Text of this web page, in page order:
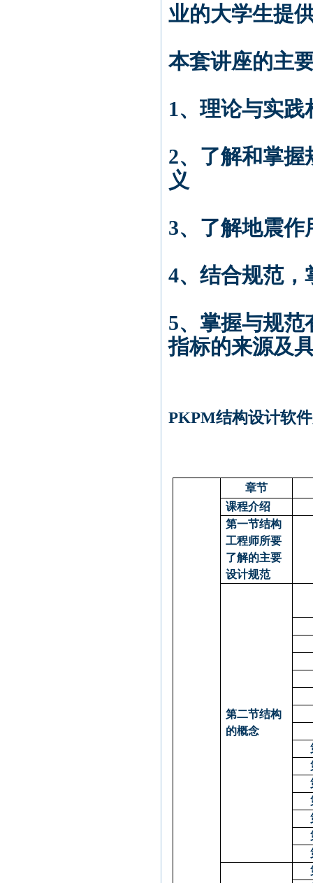
业的大学生提
本套讲座的主
1、理论与实
2、了解和掌
义
3、了解地震
4、结合规范，
5、掌握与规
指标的来源及
PKPM结构设计软
章节
课程介绍
第一节结构
工程师所要
了解的主要
设计规范
第二节结构
的概念